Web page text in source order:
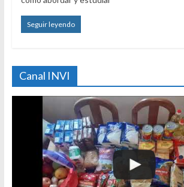
Seguir leyendo
Canal INVI